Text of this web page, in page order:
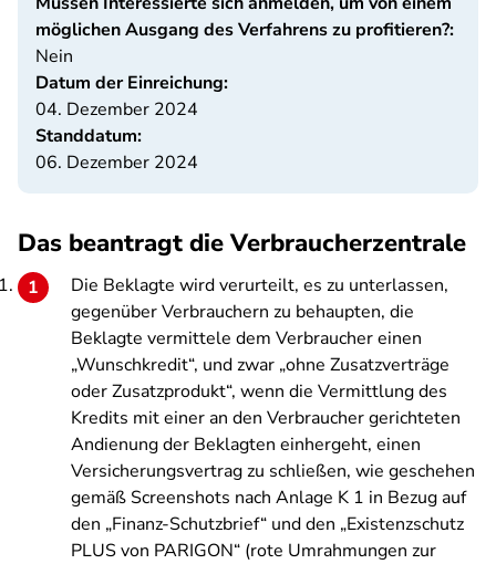
möglichen Ausgang des Verfahrens zu profitieren?:
Nein
Datum der Einreichung:
04. Dezember 2024
Standdatum:
06. Dezember 2024
Das beantragt die Verbraucherzentrale
Die Beklagte wird verurteilt, es zu unterlassen,
gegenüber Verbrauchern zu behaupten, die
Beklagte vermittele dem Verbraucher einen
„Wunschkredit“, und zwar „ohne Zusatzverträge
oder Zusatzprodukt“, wenn die Vermittlung des
Kredits mit einer an den Verbraucher gerichteten
Andienung der Beklagten einhergeht, einen
Versicherungsvertrag zu schließen, wie geschehen
gemäß Screenshots nach Anlage K 1 in Bezug auf
den „Finanz-Schutzbrief“ und den „Existenzschutz
PLUS von PARIGON“ (rote Umrahmungen zur